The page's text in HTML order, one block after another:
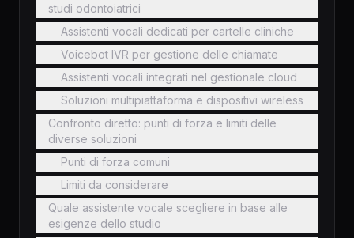
studi odontoiatrici
Assistenti vocali dedicati per cartelle cliniche
Voicebot IVR per gestione delle chiamate
Assistenti vocali integrati nel gestionale cloud
Soluzioni multipiattaforma e dispositivi wireless
Confronto diretto: punti di forza e limiti delle
diverse soluzioni
Punti di forza comuni
Limiti da considerare
Quale assistente vocale scegliere in base alle
esigenze dello studio